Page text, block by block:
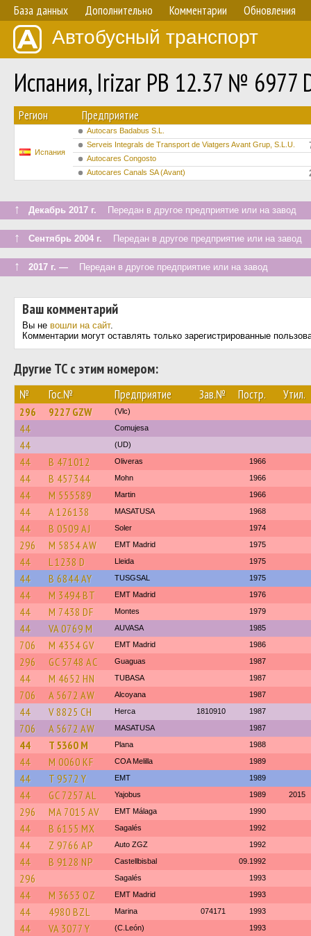
База данных Дополнительно Комментарии Обновления
Автобусный транспорт
Испания, Irizar PB 12.37 № 6977
Регион Предприятие
Испания
Autocars Badabus S.L.
Serveis Integrals de Transport de Viatgers Avant Grup, S.L.U.
Autocares Congosto
Autocares Canals SA (Avant)
↑ Декабрь 2017 г. Передан в другое предприятие или на завод
↑ Сентябрь 2004 г. Передан в другое предприятие или на завод
↑ 2017 г. — Передан в другое предприятие или на завод
Ваш комментарий
Вы не вошли на сайт.
Комментарии могут оставлять только зарегистрированные
Другие ТС с этим номером:
№ Гос.№ Предприятие Зав.№ Постр. Утил.
296 9227 GZW (Vlc)
44 Comujesa
44 (UD)
44 B 471012 Oliveras 1966
44 B 457344 Mohn 1966
44 M 555589 Martin 1966
44 A 126138 MASATUSA 1968
44 B 0509 AJ Soler 1974
296 M 5854 AW EMT Madrid 1975
44 L 1238 D Lleida 1975
44 B 6844 AY TUSGSAL 1975
44 M 3494 BT EMT Madrid 1976
44 M 7438 DF Montes 1979
44 VA 0769 M AUVASA 1985
706 M 4354 GV EMT Madrid 1986
296 GC 5748 AC Guaguas 1987
44 M 4652 HN TUBASA 1987
706 A 5672 AW Alcoyana 1987
44 V 8825 CH Herca 1810910 1987
706 A 5672 AW MASATUSA 1987
44 T 5360 M Plana 1988
44 M 0060 KF COA Melilla 1989
44 T 9572 Y EMT 1989
44 GC 7257 AL Yajobus 1989 2015
296 MA 7015 AV EMT Málaga 1990
44 B 6155 MX Sagalés 1992
44 Z 9766 AP Auto ZGZ 1992
44 B 9128 NP Castellbisbal 09.1992
296 Sagalés 1993
44 M 3653 OZ EMT Madrid 1993
44 4980 BZL Marina 074171 1993
44 VA 3077 Y (C.León) 1993